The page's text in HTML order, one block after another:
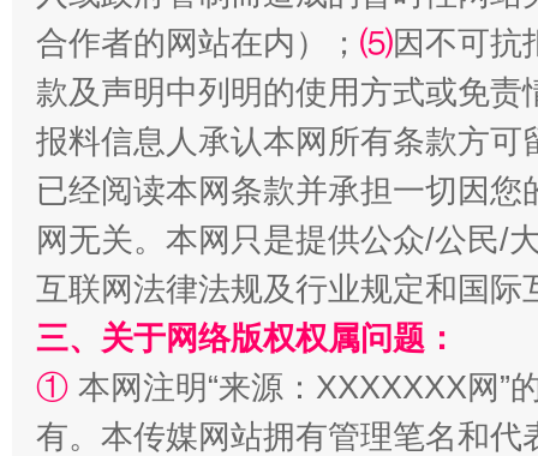
全民健身五年计划来了！等你上场
合作者的网站在内）； ⑸因不可抗
款及声明中列明的使用方式或免责
报料信息人承认本网所有条款方
已经阅读本网条款并承担一切因
网无关。本网只是提供公众/公民/
互联网法律法规及行业规定和国
三、关于网络版权权属问题：
① 本网注明“来源：XXXXXXX网”
有。本传媒网站拥有管理笔名和